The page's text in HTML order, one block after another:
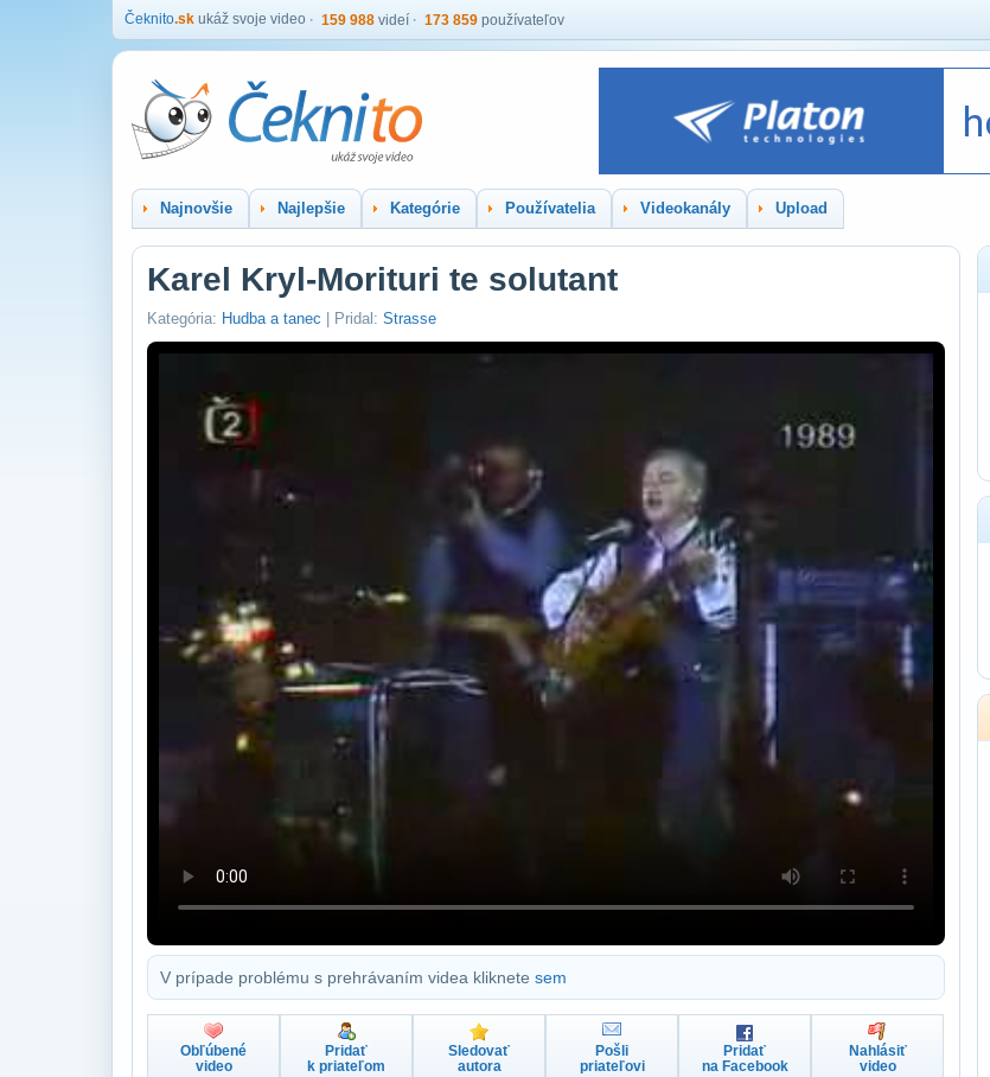
Čeknito.sk ukáž svoje video 159 988 videí 173 859 používateľov
Najnovšie Najlepšie Kategórie Používatelia Videokanály Upload
Karel Kryl-Morituri te solutant
Kategória: Hudba a tanec | Pridal: Strasse
V prípade problému s prehrávaním videa kliknete sem
Obľúbené
video
Pridať
k priateľom
Sledovať
autora
Pošli
priateľovi
Pridať
na Facebook
Nahlásiť
video